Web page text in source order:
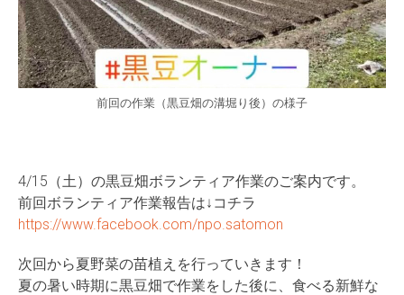
前回の作業（黒豆畑の溝堀り後）の様子
4/15（土）の黒豆畑ボランティア作業のご案内です。
前回ボランティア作業報告は↓コチラ
https://www.facebook.com/npo.satomon
次回から夏野菜の苗植えを行っていきます！
夏の暑い時期に黒豆畑で作業をした後に、食べる新鮮な